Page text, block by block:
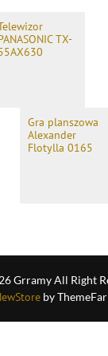
TX-
Gra planszowa
Alexander
Flotylla 0165
Grramy All Right
by